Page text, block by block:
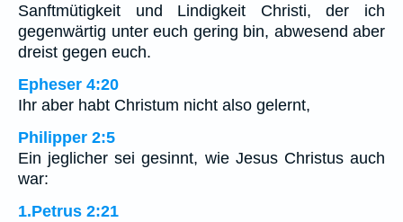
Sanftmütigkeit und Lindigkeit Christi, der ich
gegenwärtig unter euch gering bin, abwesend aber
dreist gegen euch.
Epheser 4:20
Ihr aber habt Christum nicht also gelernt,
Philipper 2:5
Ein jeglicher sei gesinnt, wie Jesus Christus auch
war:
1.Petrus 2:21